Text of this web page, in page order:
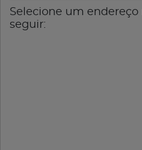
Selecione um
seguir: